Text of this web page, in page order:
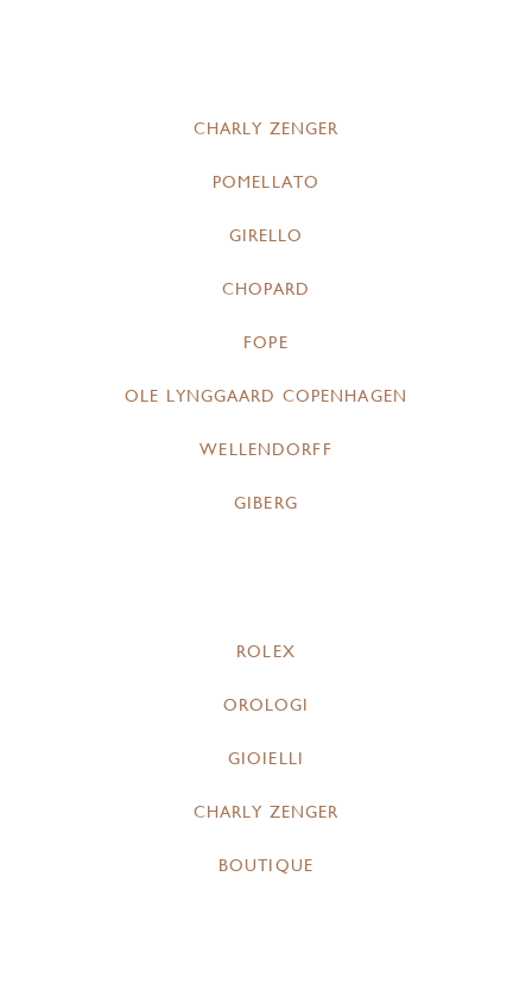
CHARLY ZENGER
POMELLATO
GIRELLO
CHOPARD
FOPE
OLE LYNGGAARD COPENHAGEN
WELLENDORFF
GIBERG
ROLEX
OROLOGI
GIOIELLI
CHARLY ZENGER
BOUTIQUE